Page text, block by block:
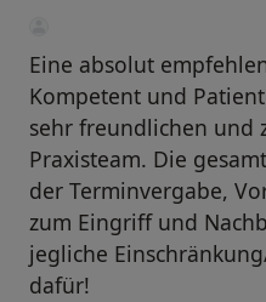
Eine absolut
Kompetent und
sehr freundlichen und
Praxisteam. Die
der Terminvergabe,
zum Eingriff und
jegliche
dafür!